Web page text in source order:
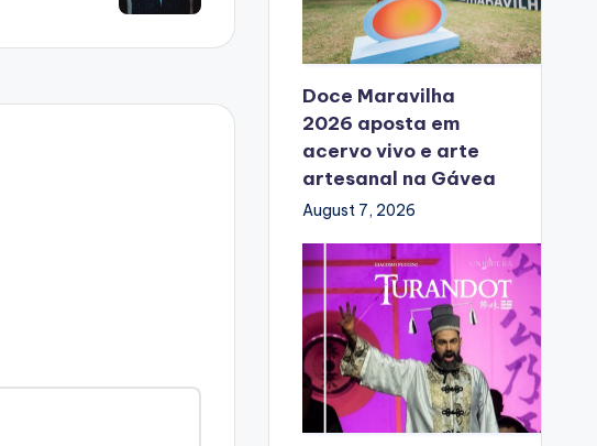
Doce Maravilha
2026 aposta em
acervo vivo e arte
artesanal na Gávea
August 7, 2026